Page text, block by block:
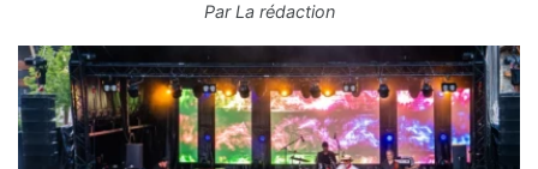
ParLa rédaction